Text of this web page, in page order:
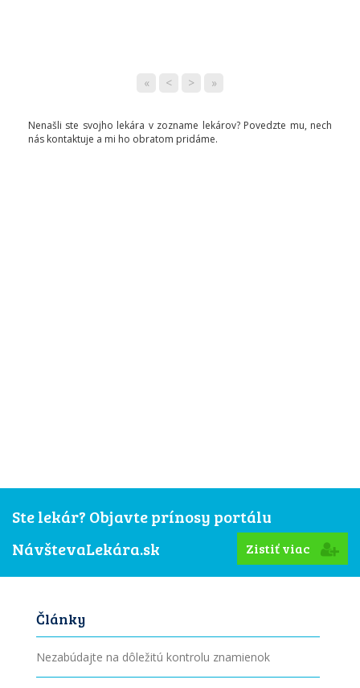
« < > »
Nenašli ste svojho lekára v zozname lekárov? Povedzte mu, nech
nás kontaktuje a mi ho obratom pridáme.
Ste lekár? Objavte prínosy portálu
NávštevaLekára.sk
Zistiť viac
Články
Nezabúdajte na dôležitú kontrolu znamienok